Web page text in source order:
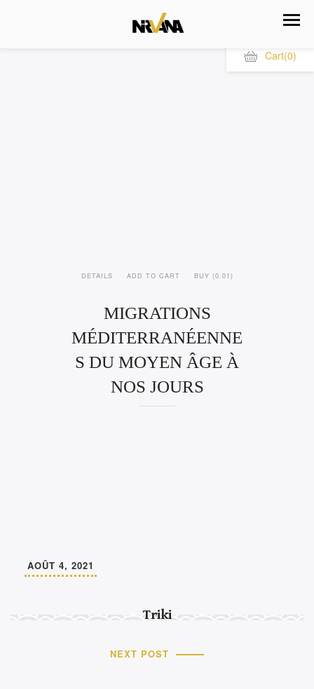
Cart(0)
DETAILS ADD TO CART BUY (0.01)
MIGRATIONS
MÉDITERRANÉENNE
S DU MOYEN ÂGE À
NOS JOURS
Triki
AOÛT 4, 2021
NEXT POST